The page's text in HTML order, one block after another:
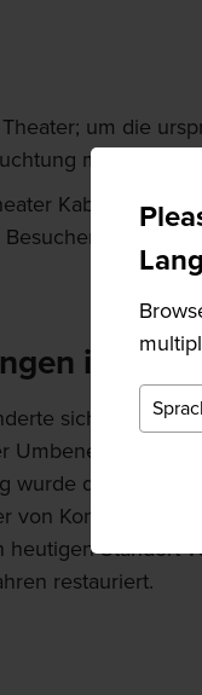
um die
mit Laternen
Kabuki-
aus dem
in
sich mit den
Umbenennung im
das
von Konpira zu
heutigen Standort
restauriert.